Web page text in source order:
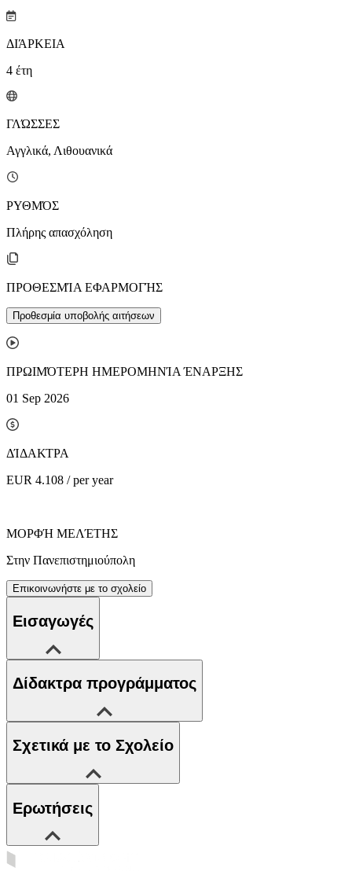
ΔΙΆΡΚΕΙΑ
4 έτη
ΓΛΏΣΣΕΣ
Αγγλικά, Λιθουανικά
ΡΥΘΜΌΣ
Πλήρης απασχόληση
ΠΡΟΘΕΣΜΊΑ ΕΦΑΡΜΟΓΉΣ
Προθεσμία υποβολής αιτήσεων
ΠΡΩΙΜΌΤΕΡΗ ΗΜΕΡΟΜΗΝΊΑ ΈΝΑΡΞΗΣ
01 Sep 2026
ΔΊΔΑΚΤΡΑ
EUR 4.108 / per year
ΜΟΡΦΉ ΜΕΛΈΤΗΣ
Στην Πανεπιστημιούπολη
Επικοινωνήστε με το σχολείο
Εισαγωγές
Δίδακτρα προγράμματος
Σχετικά με το Σχολείο
Ερωτήσεις